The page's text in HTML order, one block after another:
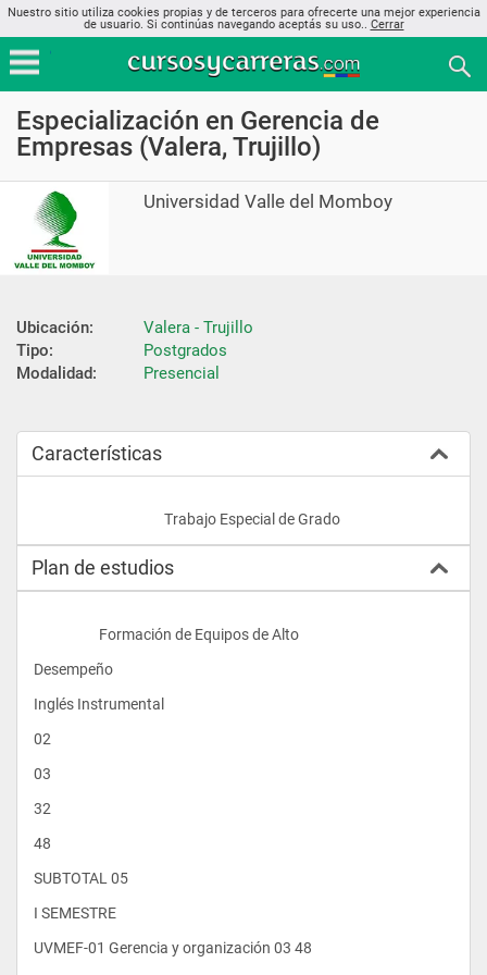
Nuestro sitio utiliza cookies propias y de terceros para ofrecerte una mejor experiencia
de usuario. Si continúas navegando aceptás su uso.. Cerrar
Especialización en Gerencia de
Empresas (Valera, Trujillo)
Universidad Valle del Momboy
Ubicación:
Valera - Trujillo
Tipo:
Postgrados
Modalidad:
Presencial
Características
Plan de estudios
                    Formación de Equipos de Alto
Desempeño
Inglés Instrumental
02
03
32
48
SUBTOTAL 05
I SEMESTRE
UVMEF-01 Gerencia y organización 03 48